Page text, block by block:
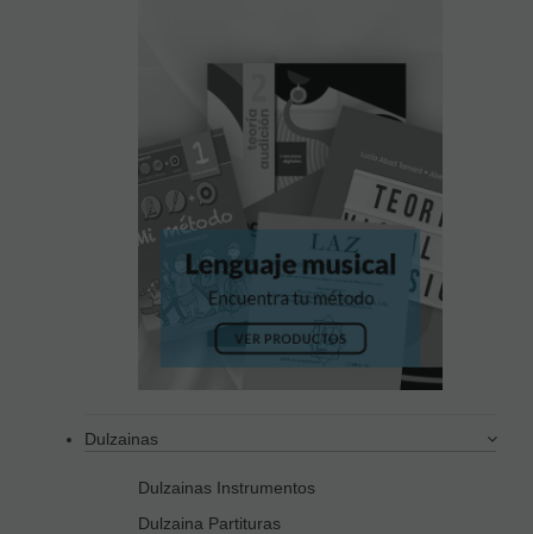
Dulzainas
Dulzainas Instrumentos
Dulzaina Partituras